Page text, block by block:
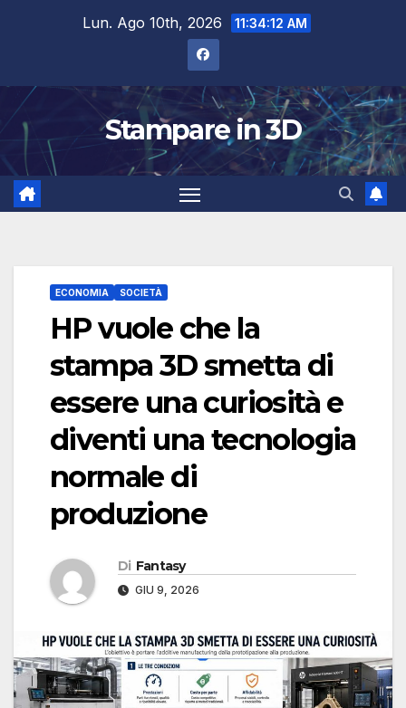
Lun. Ago 10th, 2026 11:34:13 AM
Stampare in 3D
ECONOMIA SOCIETÀ
HP vuole che la
stampa 3D smetta di
essere una curiosità e
diventi una tecnologia
normale di
produzione
Di Fantasy
GIU 9, 2026